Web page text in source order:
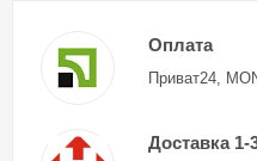
Оплата
Приват24,
Доставка 1-